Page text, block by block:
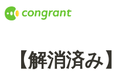
【解消済み